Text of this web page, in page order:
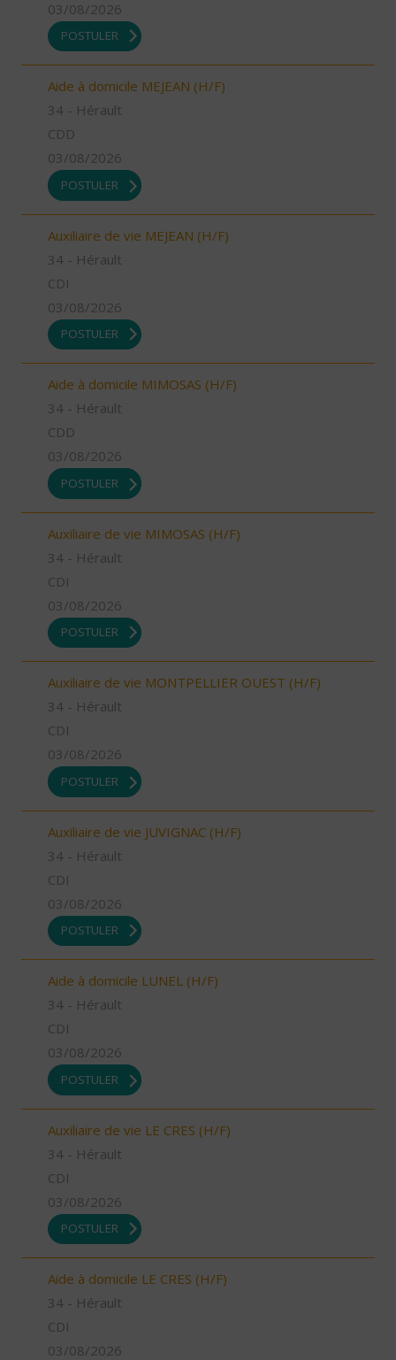
03/08/2026
POSTULER
Aide à domicile MEJEAN (H/F)
34 - Hérault
CDD
03/08/2026
POSTULER
Auxiliaire de vie MEJEAN (H/F)
34 - Hérault
CDI
03/08/2026
POSTULER
Aide à domicile MIMOSAS (H/F)
34 - Hérault
CDD
03/08/2026
POSTULER
Auxiliaire de vie MIMOSAS (H/F)
34 - Hérault
CDI
03/08/2026
POSTULER
Auxiliaire de vie MONTPELLIER OUEST (H/F)
34 - Hérault
CDI
03/08/2026
POSTULER
Auxiliaire de vie JUVIGNAC (H/F)
34 - Hérault
CDI
03/08/2026
POSTULER
Aide à domicile LUNEL (H/F)
34 - Hérault
CDI
03/08/2026
POSTULER
Auxiliaire de vie LE CRES (H/F)
34 - Hérault
CDI
03/08/2026
POSTULER
Aide à domicile LE CRES (H/F)
34 - Hérault
CDI
03/08/2026